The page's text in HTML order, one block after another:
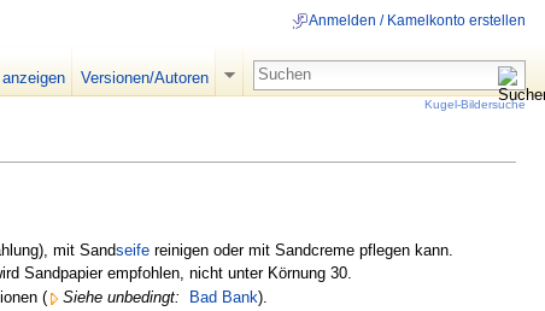
mit Sandseife reinigen oder mit Sandcreme pflegen kann.
Sandpapier empfohlen, nicht unter Körnung 30.
( Siehe unbedingt: Bad Bank).
Anmelden / Kamelkonto erstellen
Versionen/Autoren
Kugel-Bildersuche